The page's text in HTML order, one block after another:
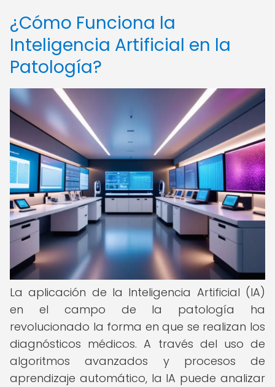
¿Cómo Funciona la
Inteligencia Artificial en la
Patología?
La aplicación de la Inteligencia Artificial (IA)
en el campo de la patología ha
revolucionado la forma en que se realizan los
diagnósticos médicos. A través del uso de
algoritmos avanzados y procesos de
aprendizaje automático, la IA puede analizar